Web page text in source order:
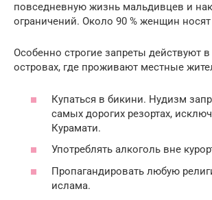
повседневную жизнь мальдивцев и
ограничений. Около 90 % женщин
Особенно строгие запреты действуют
островах, где проживают местные
Купаться в бикини. Нудизм
самых дорогих резортах,
Курамати.
Употреблять алкоголь вне
Пропагандировать любую
ислама.